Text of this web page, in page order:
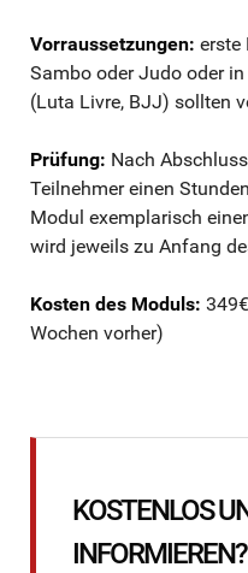
Vorraussetzungen: erste
Sambo oder Judo oder
(Luta Livre, BJJ) sollten
Prüfung: Nach
Teilnehmer einen
Modul exemplarisch
wird jeweils zu Anfang
Kosten des Moduls:
Wochen vorher)
KOSTENLOS
INFORMIEREN?